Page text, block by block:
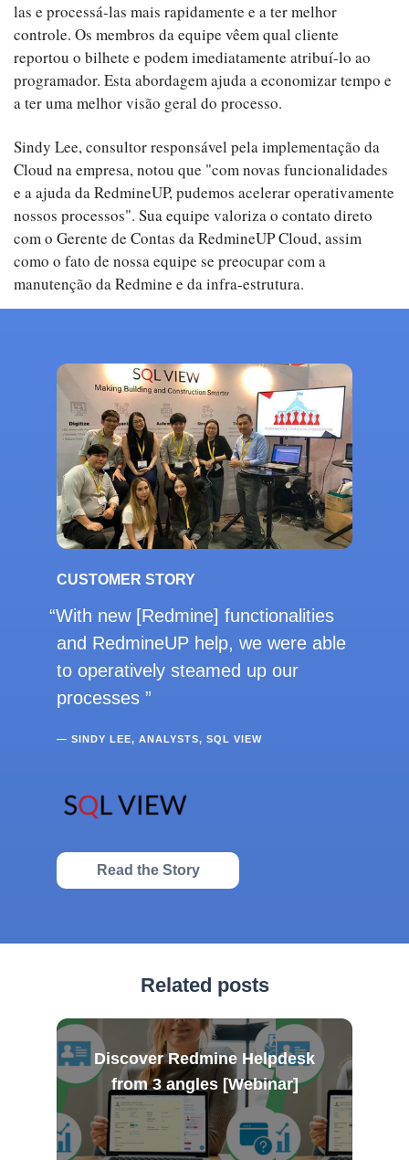
las e processá-las mais rapidamente e a ter melhor
controle. Os membros da equipe vêem qual cliente
reportou o bilhete e podem imediatamente atribuí-lo ao
programador. Esta abordagem ajuda a economizar tempo e
a ter uma melhor visão geral do processo.
Sindy Lee, consultor responsável pela implementação da
Cloud na empresa, notou que "com novas funcionalidades
e a ajuda da RedmineUP, pudemos acelerar operativamente
nossos processos". Sua equipe valoriza o contato direto
com o Gerente de Contas da RedmineUP Cloud, assim
como o fato de nossa equipe se preocupar com a
manutenção da Redmine e da infra-estrutura.
CUSTOMER STORY
With new [Redmine] functionalities
and RedmineUP help, we were able
to operatively steamed up our
processes
— SINDY LEE, ANALYSTS, SQL VIEW
Read the Story
Related posts
Discover Redmine Helpdesk
from 3 angles [Webinar]